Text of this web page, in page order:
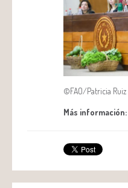
©FAO/Patricia Ruiz
Más información: